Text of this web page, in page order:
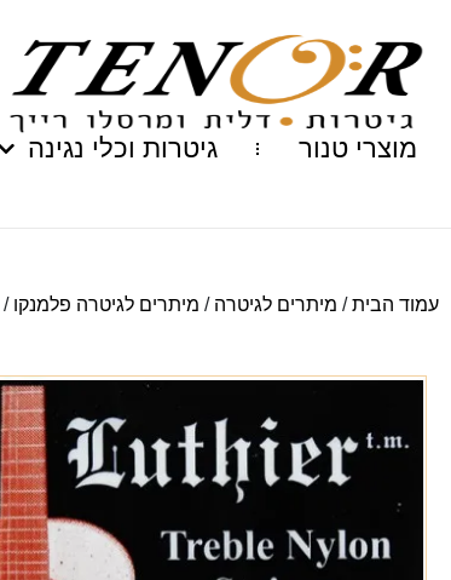
מוצרי טנור גיטרות וכלי נגינה
עמוד הבית/ מיתרים לגיטרה / מיתרים לגיטרה פלמנקו /